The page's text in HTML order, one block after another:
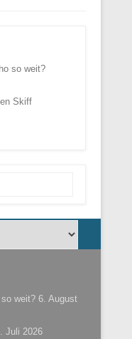
so weit?
Skiff
weit? 6. August
Juli 2026